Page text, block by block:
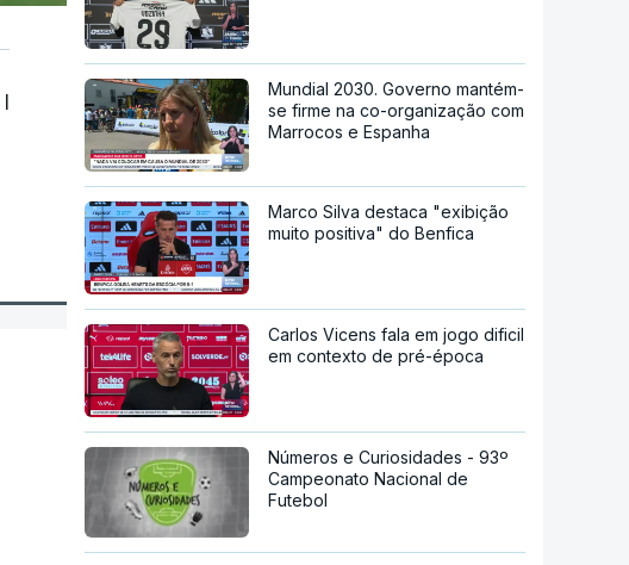
Mundial 2030. Governo mantém-
se firme na co-organização com
Marrocos e Espanha
Marco Silva destaca "exibição
muito positiva" do Benfica
Carlos Vicens fala em jogo dificil
em contexto de pré-época
Números e Curiosidades - 93º
Campeonato Nacional de
Futebol